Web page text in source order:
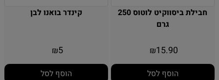
חבילת ביסווקיט לוטוס 250
גרם
₪15.90
הוסף לסל
קינדר בואנו לבן
₪5
הוסף לסל